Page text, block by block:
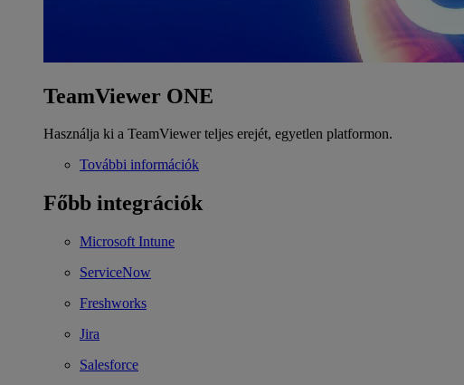
TeamViewer ONE
Használja ki a TeamViewer teljes erejét, egyetlen platformon.
További információk
Főbb integrációk
Microsoft Intune
ServiceNow
Freshworks
Jira
Salesforce